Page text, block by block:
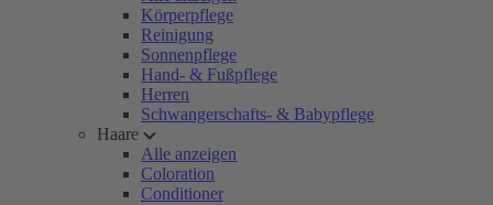
Körperpflege
Reinigung
Sonnenpflege
Hand- & Fußpflege
Herren
Schwangerschafts- & Babypflege
Haare
Alle anzeigen
Coloration
Conditioner